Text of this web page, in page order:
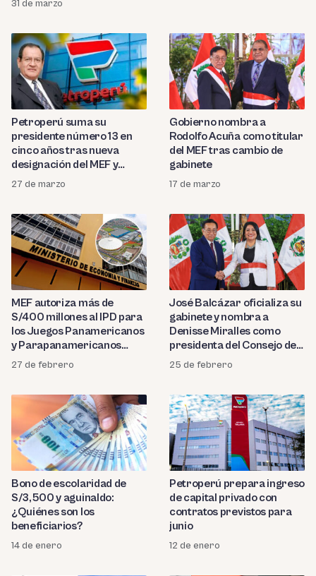
31 de marzo
Petroperú suma su
presidente número 13 en
cinco años tras nueva
designación del MEF y
Minem
27 de marzo
Gobierno nombra a
Rodolfo Acuña como titular
del MEF tras cambio de
gabinete
17 de marzo
MEF autoriza más de
S/400 millones al IPD para
los Juegos Panamericanos
y Parapanamericanos
Lima 2027
27 de febrero
José Balcázar oficializa su
gabinete y nombra a
Denisse Miralles como
presidenta del Consejo de
Ministros
25 de febrero
Bono de escolaridad de
S/3,500 y aguinaldo:
¿Quiénes son los
beneficiarios?
14 de enero
Petroperú prepara ingreso
de capital privado con
contratos previstos para
junio
12 de enero